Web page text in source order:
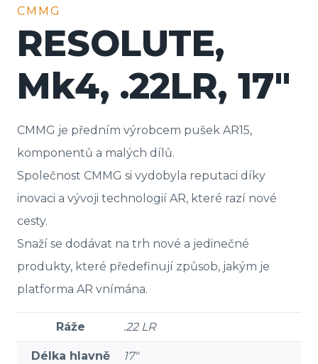
CMMG
RESOLUTE,
Mk4, .22LR, 17″
CMMG je předním výrobcem pušek AR15,
komponentů a malých dílů.
Společnost CMMG si vydobyla reputaci díky
inovaci a vývoji technologií AR, které razí nové
cesty.
Snaží se dodávat na trh nové a jedinečné
produkty, které předefinují způsob, jakým je
platforma AR vnímána.
Ráže .22 LR
Délka hlavně 17″